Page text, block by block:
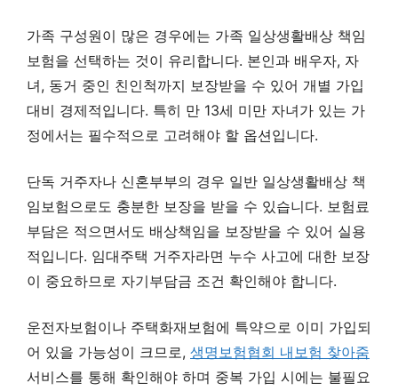
가족 구성원이 많은 경우에는 가족 일상생활배상 책임
보험을 선택하는 것이 유리합니다. 본인과 배우자, 자
녀, 동거 중인 친인척까지 보장받을 수 있어 개별 가입
대비 경제적입니다. 특히 만 13세 미만 자녀가 있는 가
정에서는 필수적으로 고려해야 할 옵션입니다.
단독 거주자나 신혼부부의 경우 일반 일상생활배상 책
임보험으로도 충분한 보장을 받을 수 있습니다. 보험료
부담은 적으면서도 배상책임을 보장받을 수 있어 실용
적입니다. 임대주택 거주자라면 누수 사고에 대한 보장
이 중요하므로 자기부담금 조건 확인해야 합니다.
운전자보험이나 주택화재보험에 특약으로 이미 가입되
어 있을 가능성이 크므로, 생명보험협회 내보험 찾아줌
서비스를 통해 확인해야 하며 중복 가입 시에는 불필요